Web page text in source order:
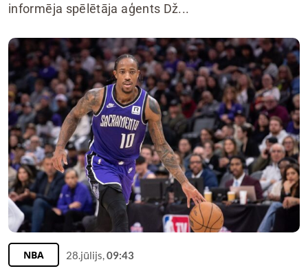
informēja spēlētāja aģents Dž...
NBA 28.jūlijs,09:43